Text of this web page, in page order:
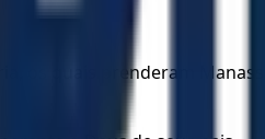
os quais prenderam